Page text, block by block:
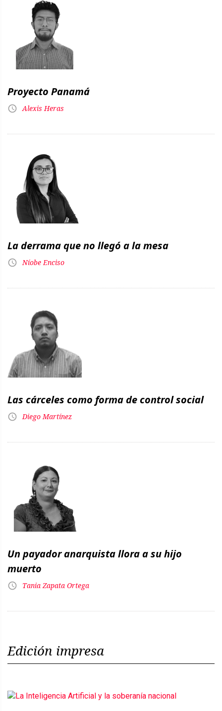
Proyecto Panamá
Alexis Heras
La derrama que no llegó a la mesa
Níobe Enciso
Las cárceles como forma de control social
Diego Martínez
Un payador anarquista llora a su hijo
muerto
Tania Zapata Ortega
Edición impresa